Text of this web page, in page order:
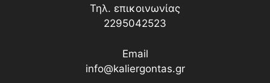
Τηλ. επικοινωνίας
2295042523
Email
info@kaliergontas.gr